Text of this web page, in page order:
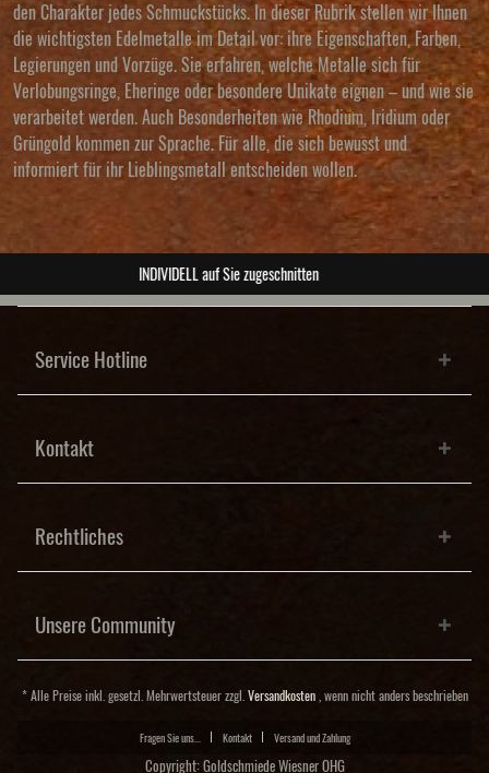
den Charakter jedes Schmuckstücks. In dieser Rubrik stellen wir Ihnen
die wichtigsten Edelmetalle im Detail vor: ihre Eigenschaften, Farben,
Legierungen und Vorzüge. Sie erfahren, welche Metalle sich für
Verlobungsringe, Eheringe oder besondere Unikate eignen – und wie sie
verarbeitet werden. Auch Besonderheiten wie Rhodium, Iridium oder
Grüngold kommen zur Sprache. Für alle, die sich bewusst und
informiert für ihr Lieblingsmetall entscheiden wollen.
ABSOLUTE Unikate
Service Hotline
Kontakt
Rechtliches
Unsere Community
* Alle Preise inkl. gesetzl. Mehrwertsteuer zzgl. Versandkosten, wenn nicht anders beschrieben
Fragen Sie uns... Kontakt Versand und Zahlung
Copyright: Goldschmiede Wiesner OHG